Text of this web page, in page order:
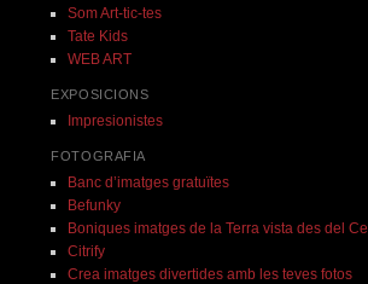
Som Art-tic-tes
Tate Kids
WEB ART
EXPOSICIONS
Impresionistes
FOTOGRAFIA
Banc d’imatges gratuïtes
Befunky
Boniques imatges de la Terra vista des del Cel
Citrify
Crea imatges divertides amb les teves fotos